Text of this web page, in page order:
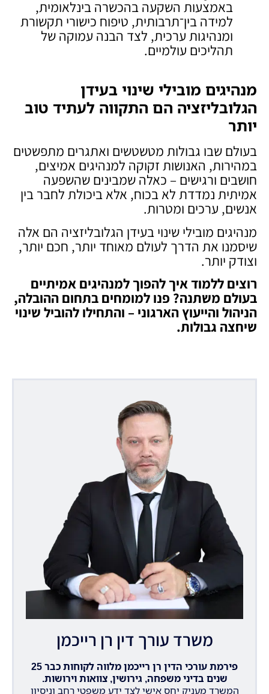
באמצעות השקעה בהכשרה בינלאומית,
למידה בין־תרבותית, טיפוח כישורי תקשורת
ומנהיגות ערכית, לצד הבנה עמוקה של
תהליכים עולמיים.
מנהיגים מובילי שינוי בעידן
הגלובליזציה הם התקווה לעתיד טוב
יותר
בעולם שבו גבולות מטשטשים ואתגרים מתפשטים
במהירות, האנושות זקוקה למנהיגים אמיצים,
חושבים ורגישים – כאלה שמבינים שהשפעה
אמיתית נמדדת לא בכוח, אלא ביכולת לחבר בין
אנשים, ערכים ומטרות.
מנהיגים מובילי שינוי בעידן הגלובליזציה הם אלה
שיסמנו את הדרך לעולם מאוחד יותר, חכם יותר,
וצודק יותר.
רוצים ללמוד איך להפוך למנהיגים אמיתיים
בעולם משתנה? פנו למומחים בתחום ההובלה,
הניהול והייעוץ הארגוני – והתחילו להוביל שינוי
שיחצה גבולות.
משרד עורך דין רן רייכמן
פירמת עורכי הדין רן רייכמן מלווה לקוחות כבר 25
שנים בדיני משפחה, גירושין, צוואות וירושות.
המשרד מעניק יחס אישי לצד ידע משפטי רחב וניסיון